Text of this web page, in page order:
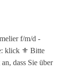
f/m/d -
klick ⚜️ Bitte
dass Sie über